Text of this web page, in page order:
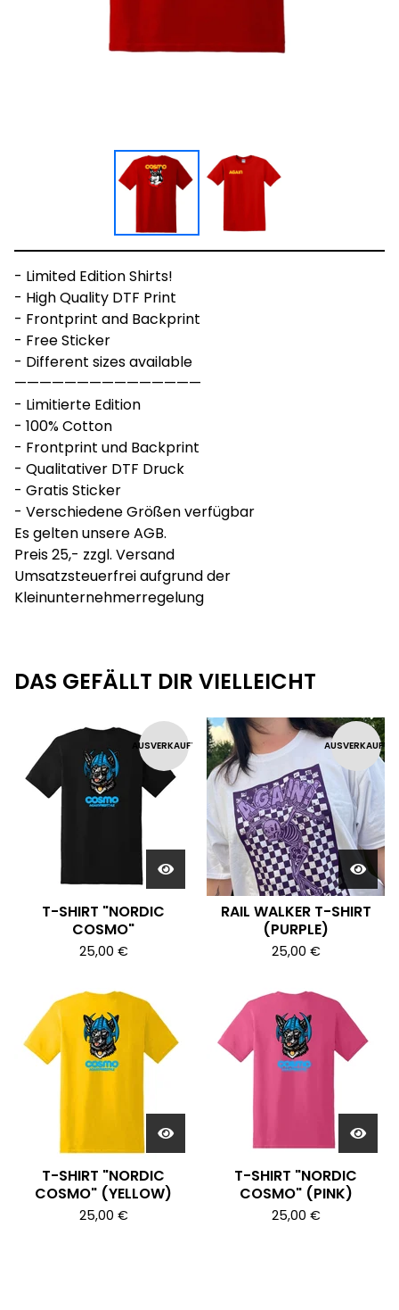
- Limited Edition Shirts!
- High Quality DTF Print
- Frontprint and Backprint
- Free Sticker
- Different sizes available
———————————————
- Limitierte Edition
- 100% Cotton
- Frontprint und Backprint
- Qualitativer DTF Druck
- Gratis Sticker
- Verschiedene Größen verfügbar
Es gelten unsere AGB.
Preis 25,- zzgl. Versand
Umsatzsteuerfrei aufgrund der
Kleinunternehmerregelung
DAS GEFÄLLT DIR VIELLEICHT
AUSVERKAUFT
T-SHIRT "NORDIC
COSMO"
25,00 €
AUSVERKAUFT
RAIL WALKER T-SHIRT
(PURPLE)
25,00 €
T-SHIRT "NORDIC
COSMO" (YELLOW)
25,00 €
T-SHIRT "NORDIC
COSMO" (PINK)
25,00 €